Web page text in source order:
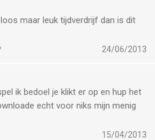
maar leuk tijdverdrijf dan is dit
24/06/2013
ik bedoel je klikt er op en hup het
echt voor niks mijn menig
15/04/2013